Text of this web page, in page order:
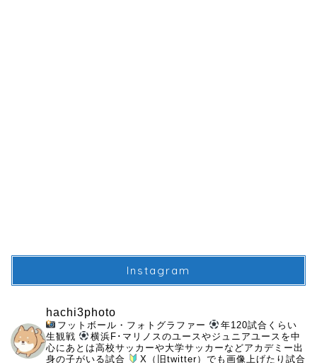
Instagram
hachi3photo
フットボール・フォトグラファー
年120試合くらい
生観戦
横浜F･マリノスのユースやジュニアユースを中
心にあとは高校サッカーや大学サッカーなどアカデミー出
身の子がいる試合
X（旧twitter）でも画像上げたり試合